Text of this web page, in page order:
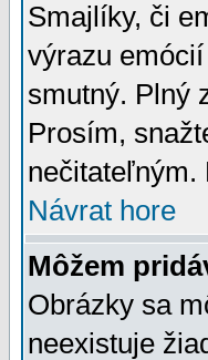
Smajlíky, či
výrazu
smutný. Plný
Prosím,
nečitateľným.
Návrat hore
Môžem
Obrázky sa
neexistuje